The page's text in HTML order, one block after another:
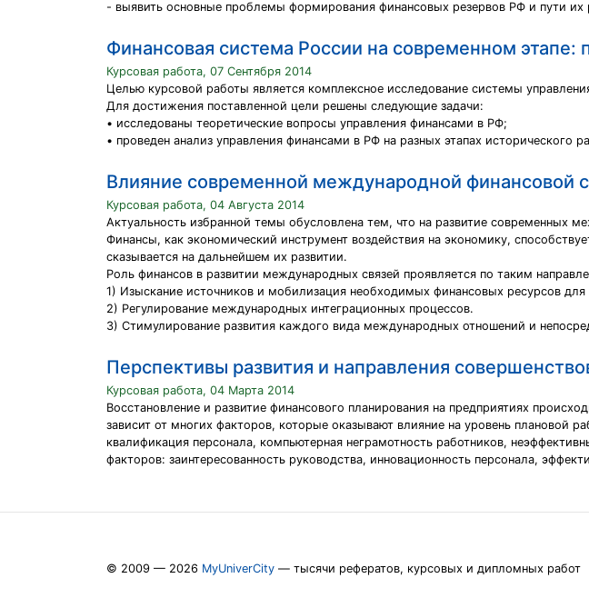
- выявить основные проблемы формирования финансовых резервов РФ и пути их
Финансовая система России на современном этапе:
Курсовая работа, 07 Сентября 2014
Целью курсовой работы является комплексное исследование системы
Для достижения поставленной цели решены следующие задачи:
• исследованы теоретические вопросы управления финансами в РФ;
• проведен анализ управления финансами в РФ на разных этапах исторического
Влияние современной международной финансовой
Курсовая работа, 04 Августа 2014
Актуальность избранной темы обусловлена тем, что на развитие современных
Финансы, как экономический инструмент воздействия на экономику,
сказывается на дальнейшем их развитии.
Роль финансов в развитии международных связей проявляется по таким
1) Изыскание источников и мобилизация необходимых финансовых ресурсов
2) Регулирование международных интеграционных процессов.
3) Стимулирование развития каждого вида международных отношений и
Перспективы развития и направления
Курсовая работа, 04 Марта 2014
Восстановление и развитие финансового планирования на предприятиях
зависит от многих факторов, которые оказывают влияние на уровень плановой
квалификация персонала, компьютерная неграмотность работников,
факторов: заинтересованность руководства, инновационность персонала,
© 2009 — 2026 MyUniverCity — тысячи рефератов, курсовых и дипломных работ